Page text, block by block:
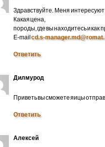
Здравствуйте. Меня
Какая цена,
породы, где вы находитесь и как
E-mailcd.s-
Ответить
Дилмурод
Приветь вы сможете яицы
Ответить
Алексей